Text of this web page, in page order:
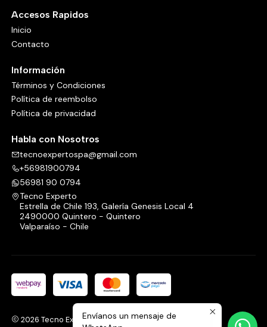
Accesos Rapidos
Inicio
Contacto
Información
Términos y Condiciones
Política de reembolso
Política de privacidad
Habla con Nosotros
tecnoexpertospa@gmail.com
+56981900794
56981 90 0794
Tecno Experto
Estrella de Chile 193, Galería Genesis Local 4
2490000 Quintero - Quintero
Valparaíso - Chile
2026 Tecno Experto.Envíanos un mensaje de